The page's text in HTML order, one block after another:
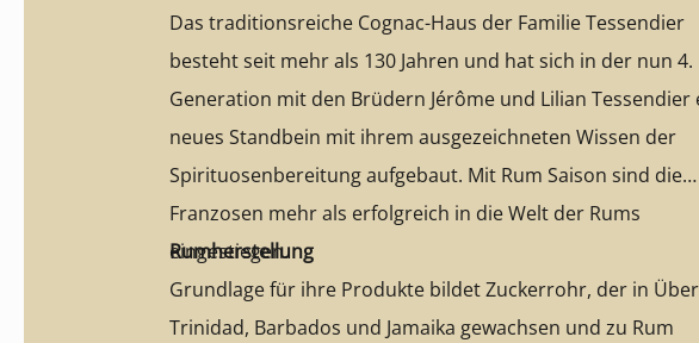
Das traditionsreiche Cognac-Haus der Familie Tessendier
besteht seit mehr als 130 Jahren und hat sich in der nun 4.
Generation mit den Brüdern Jérôme und Lilian Tessendier
neues Standbein mit ihrem ausgezeichneten Wissen der
Spirituosenbereitung aufgebaut. Mit Rum Saison sind die
Franzosen mehr als erfolgreich in die Welt der Rums
eingestiegen.
Rumherstellung
Grundlage für ihre Produkte bildet Zuckerrohr, der in
Trinidad, Barbados und Jamaika gewachsen und zu Rum